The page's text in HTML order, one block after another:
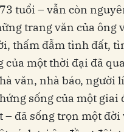
tuổi – vẫn còn
trang văn của ông
thấm đẫm tình đất,
của một thời đại đã
văn, nhà báo, người
sống của một giai
– đã sống trọn một đời